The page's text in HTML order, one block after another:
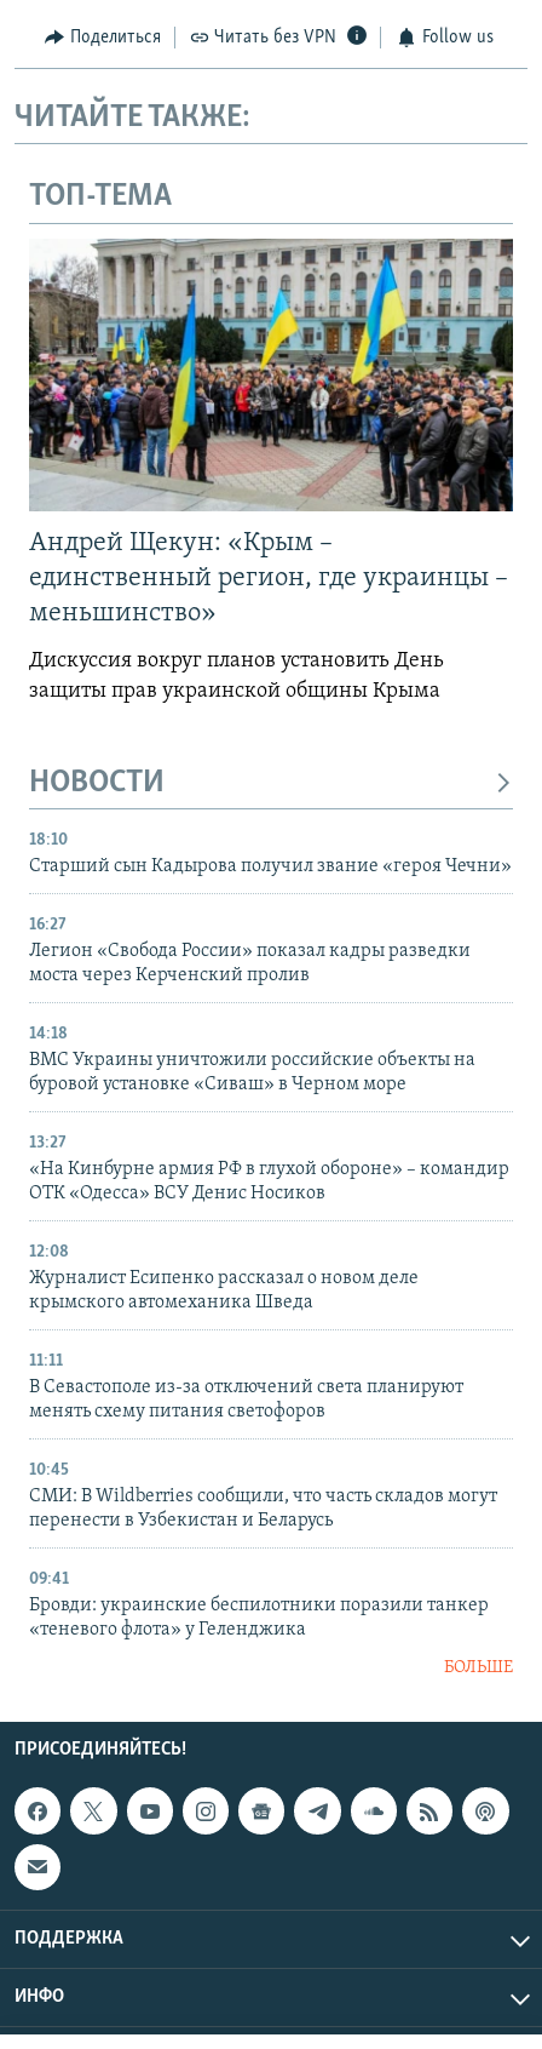
Поделиться Читать без VPN Follow us
ЧИТАЙТЕ ТАКЖЕ:
ТОП-ТЕМА
Андрей Щекун: «Крым –
единственный регион, где украинцы –
меньшинство»
Дискуссия вокруг планов установить День
защиты прав украинской общины Крыма
НОВОСТИ
18:10
Старший сын Кадырова получил звание «героя Чечни»
16:27
Легион «Свобода России» показал кадры разведки
моста через Керченский пролив
14:18
ВМС Украины уничтожили российские объекты на
буровой установке «Сиваш» в Черном море
13:27
«На Кинбурне армия РФ в глухой обороне» – командир
ОТК «Одесса» ВСУ Денис Носиков
12:08
Журналист Есипенко рассказал о новом деле
крымского автомеханика Шведа
11:11
В Севастополе из-за отключений света планируют
менять схему питания светофоров
10:45
СМИ: В Wildberries сообщили, что часть складов могут
перенести в Узбекистан и Беларусь
09:41
Бровди: украинские беспилотники поразили танкер
«теневого флота» у Геленджика
БОЛЬШЕ
ПРИСОЕДИНЯЙТЕСЬ!
ПОДДЕРЖКА
ИНФО